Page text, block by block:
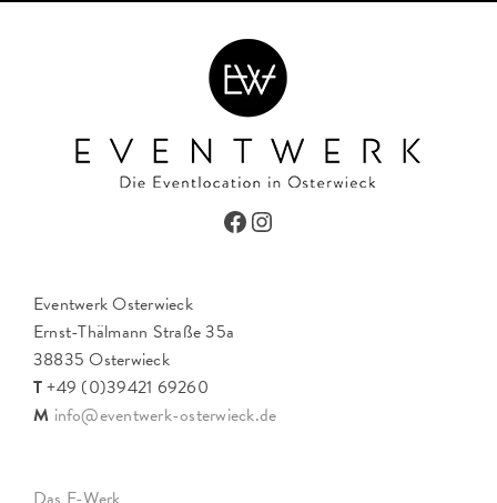
Facebook
Eventwerk Osterwieck
Ernst-Thälmann Straße 35a
38835 Osterwieck
T+49 (0)39421 69260
M info@eventwerk-osterwieck.de